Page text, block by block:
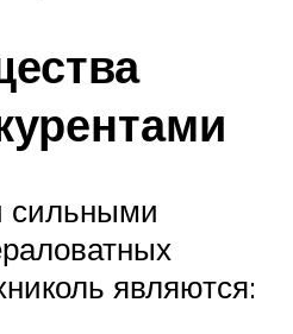
сильными
являются: